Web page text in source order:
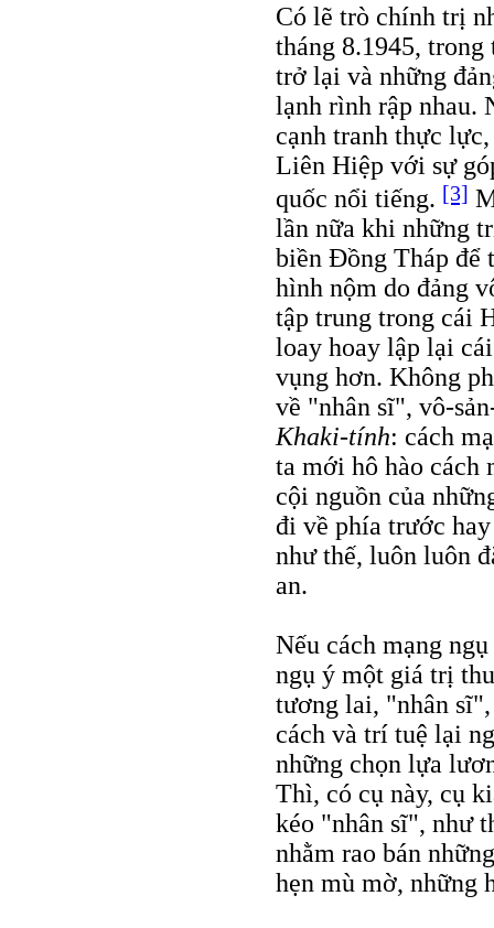
Có lẽ trò chính trị
tháng 8.1945,
trở lại và những
lạnh rình rập nhau.
cạnh tranh thực
Liên Hiệp với sự
quốc nổi tiếng. [3]
lần nữa khi những
biền Ðồng Tháp để
hình nộm do đảng
tập trung trong cái
loay hoay lập lại
vụng hơn. Không
về "nhân sĩ", vô-
Khaki-tính: cách
ta mới hô hào cách
cội nguồn của
đi về phía trước
như thế, luôn luôn
an.
Nếu cách mạng
ngụ ý một giá trị
tương lai, "nhân sĩ",
cách và trí tuệ lại
những chọn lựa
Thì, có cụ này, cụ
kéo "nhân sĩ", như
nhằm rao bán
hẹn mù mờ, những